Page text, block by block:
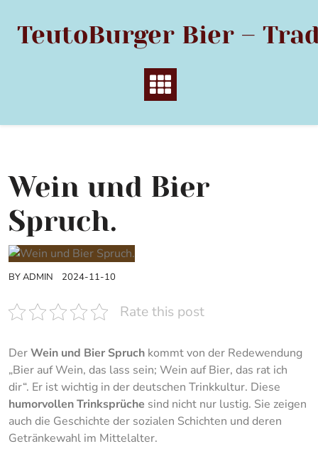
content
TeutoBurger Bier –
Wein und Bier
Spruch.
BYADMIN 2024-11-10
Rate this post
DerWein und Bier Spruch kommt von der Redewendung
„Bier auf Wein, das lass sein; Wein auf Bier, das rat ich
dir“. Er ist wichtig in der deutschen Trinkkultur. Diese
humorvollen Trinksprüche sind nicht nur lustig. Sie zeigen
auch die Geschichte der sozialen Schichten und deren
Getränkewahl im Mittelalter.